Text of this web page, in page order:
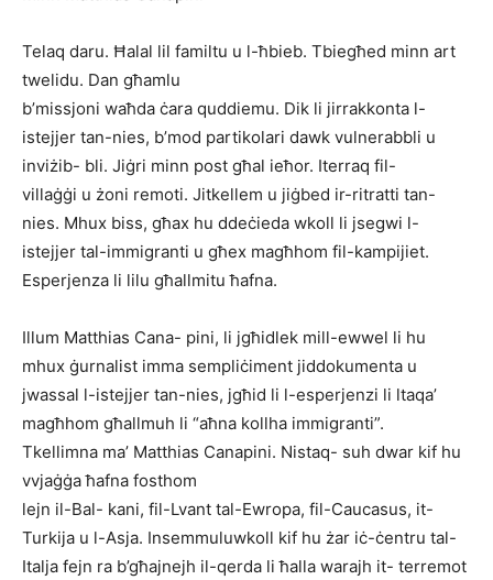
Telaq daru. Ħalal lil familtu u l-ħbieb. Tbiegħed minn art
twelidu. Dan għamlu
b’missjoni waħda ċara quddiemu. Dik li jirrakkonta l-
istejjer tan-nies, b’mod partikolari dawk vulnerabbli u
inviżib- bli. Jiġri minn post għal ieħor. Iterraq fil-
villaġġi u żoni remoti. Jitkellem u jiġbed ir-ritratti tan-
nies. Mhux biss, għax hu ddeċieda wkoll li jsegwi l-
istejjer tal-immigranti u għex magħhom fil-kampijiet.
Esperjenza li lilu għallmitu ħafna.
Illum Matthias Cana- pini, li jgħidlek mill-ewwel li hu
mhux ġurnalist imma sempliċiment jiddokumenta u
jwassal l-istejjer tan-nies, jgħid li l-esperjenzi li ltaqa’
magħhom għallmuh li “aħna kollha immigranti”.
Tkellimna ma’ Matthias Canapini. Nistaq- suh dwar kif hu
vvjaġġa ħafna fosthom
lejn il-Bal- kani, fil-Lvant tal-Ewropa, fil-Caucasus, it-
Turkija u l-Asja. Insemmuluwkoll kif hu żar iċ-ċentru tal-
Italja fejn ra b’għajnejh il-qerda li ħalla warajh it- terremot